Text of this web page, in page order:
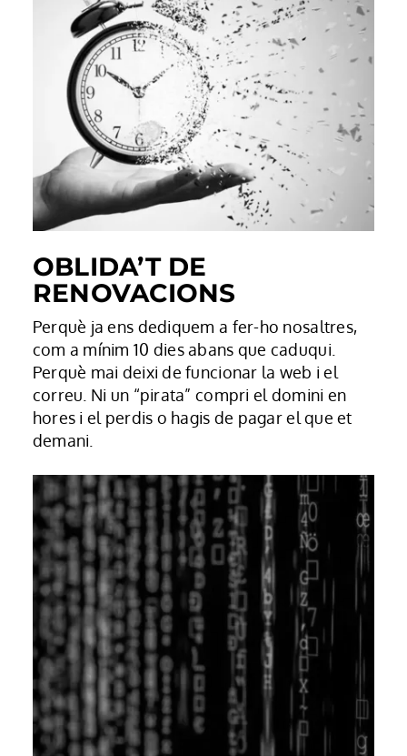
OBLIDA’T DE
RENOVACIONS
Perquè ja ens dediquem a fer-ho nosaltres,
com a mínim 10 dies abans que caduqui.
Perquè mai deixi de funcionar la web i el
correu. Ni un “pirata” compri el domini en
hores i el perdis o hagis de pagar el que et
demani.